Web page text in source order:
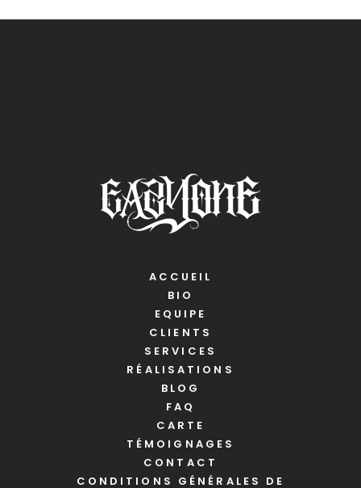
ACCUEIL
BIO
EQUIPE
CLIENTS
SERVICES
RÉALISATIONS
BLOG
FAQ
CARTE
TÉMOIGNAGES
CONTACT
CONDITIONS GÉNÉRALES DE